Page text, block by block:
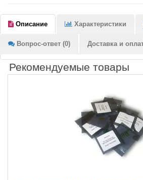
Описание Характеристики
Вопрос-ответ (0) Доставка и
Рекомендуемые товары